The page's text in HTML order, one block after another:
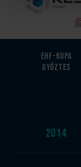
EHF-Kupa
győztes
2014